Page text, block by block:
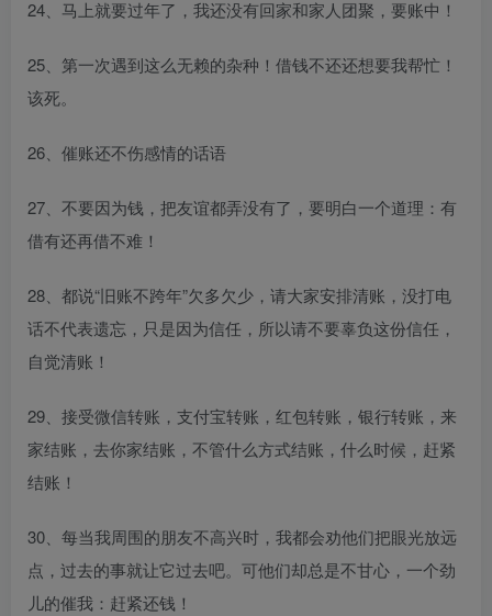
24、马上就要过年了，我还没有回家和家人团聚，要账中！
25、第一次遇到这么无赖的杂种！借钱不还还想要我帮忙！
该死。
26、催账还不伤感情的话语
27、不要因为钱，把友谊都弄没有了，要明白一个道理：有
借有还再借不难！
28、都说“旧账不跨年”欠多欠少，请大家安排清账，没打电
话不代表遗忘，只是因为信任，所以请不要辜负这份信任，
自觉清账！
29、接受微信转账，支付宝转账，红包转账，银行转账，来
家结账，去你家结账，不管什么方式结账，什么时候，赶紧
结账！
30、每当我周围的朋友不高兴时，我都会劝他们把眼光放远
点，过去的事就让它过去吧。可他们却总是不甘心，一个劲
儿的催我：赶紧还钱！